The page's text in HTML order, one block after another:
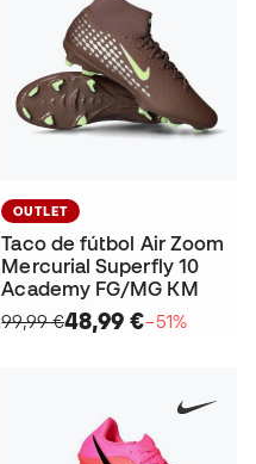
OUTLET
Taco de fútbol Air Zoom
Mercurial Superfly 10
Academy FG/MG KM
99,99 €48,99 €−51%